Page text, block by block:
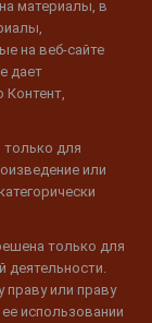
материалы, в
на веб-сайте
дает
Контент,
только для
или
только для
деятельности.
или праву
использовании